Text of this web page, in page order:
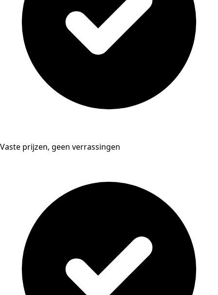
Vaste prijzen, geen verrassingen